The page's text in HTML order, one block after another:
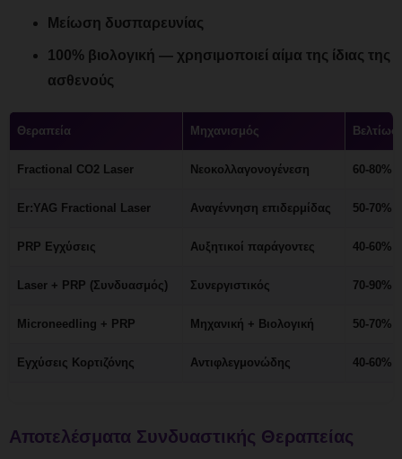
Μείωση δυσπαρευνίας
100% βιολογική — χρησιμοποιεί αίμα της ίδιας της
ασθενούς
Θεραπεία Μηχανισμός
Fractional CO2 Laser Νεοκολλαγονογένεση 60-80%
Er:YAG Fractional Laser Αναγέννηση επιδερμίδας 50-70%
PRP Εγχύσεις Αυξητικοί παράγοντες 40-60%
Laser + PRP (Συνδυασμός) Συνεργιστικός 70-90%
Microneedling + PRP Μηχανική + Βιολογική 50-70%
Εγχύσεις Κορτιζόνης Αντιφλεγμονώδης 40-60%
Αποτελέσματα Συνδυαστικής Θεραπείας